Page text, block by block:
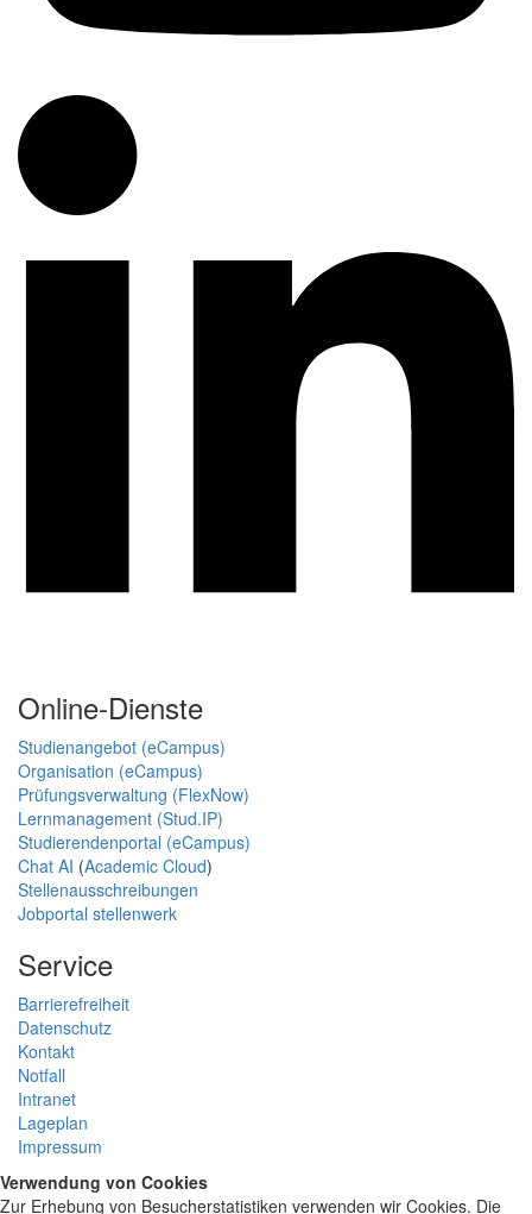
Online-Dienste
Studienangebot (eCampus)
Organisation (eCampus)
Prüfungsverwaltung (FlexNow)
Lernmanagement (Stud.IP)
Studierendenportal (eCampus)
Chat AI (Academic Cloud)
Stellenausschreibungen
Jobportal stellenwerk
Service
Barrierefreiheit
Datenschutz
Kontakt
Notfall
Intranet
Lageplan
Impressum
Verwendung von Cookies
Zur Erhebung von Besucherstatistiken verwenden wir Cookies. Die